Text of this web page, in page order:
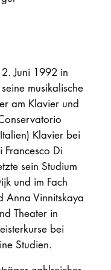
Juni 1992 in
musikalische
am Klavier und
Klavier bei
Di
sein Studium
und im Fach
Anna Vinnitskaya
Theater in
bei
Studien.
myCampus
Online-